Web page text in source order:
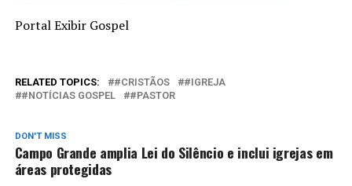
Portal Exibir Gospel
RELATED TOPICS: #CRISTÃOS
#IGREJA
#NOTÍCIAS GOSPEL
#PASTOR
DON'T MISS
Campo Grande amplia Lei do Silêncio e inclui igrejas em
áreas protegidas